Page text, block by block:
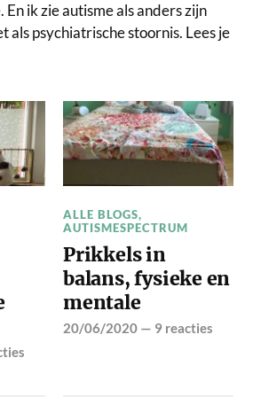
ik zie autisme als anders zijn
als psychiatrische stoornis. Lees je
ALLE BLOGS,
AUTISMESPECTRUM
Prikkels in
balans, fysieke en
mentale
20/06/2020 — 9 reacties